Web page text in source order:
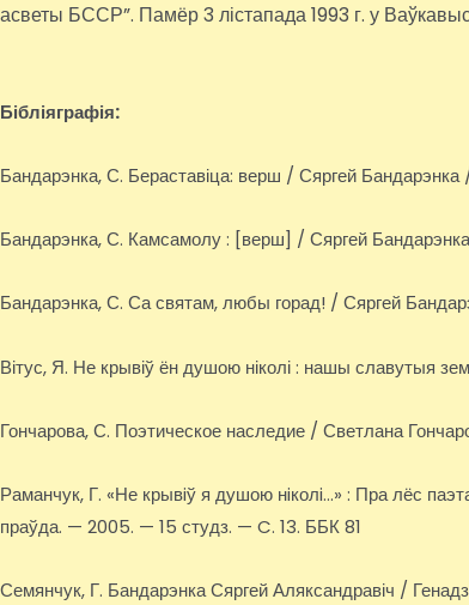
асветы БССР”. Памёр 3 лістапада 1993 г. у
Бібліяграфія:
Бандарэнка, С. Бераставіца: верш / Сяргей
Бандарэнка, С. Камсамолу : [верш] / Сяргей
Бандарэнка, С. Са святам, любы горад! / Сяргей
Вітус, Я. Не крывіў ён душою ніколі : нашы славутыя
Гончарова, С. Поэтическое наследие / Светлана
Раманчук, Г. «Не крывiў я душою нiколi…» : Пра лёс
праўда. — 2005. — 15 студз. — C. 13. ББК 81
Семянчук, Г. Бандарэнка Сяргей Аляксандравіч /